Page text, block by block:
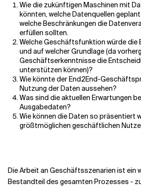
Wie die zukünftigen Maschinen mit
könnten, welche Datenquellen
welche Beschränkungen die
erfüllen sollten.
Welche Geschäftsfunktion würde die
und auf welcher Grundlage (da
Geschäftserkenntnisse die
unterstützen können)?
Wie könnte der End2End-
Nutzung der Daten aussehen?
Was sind die aktuellen Erwartungen
Ausgabedaten?
Wie können die Daten so präsentiert
größtmöglichen geschäftlichen
Die Arbeit an Geschäftsszenarien ist ein
Bestandteil des gesamten Prozesses -